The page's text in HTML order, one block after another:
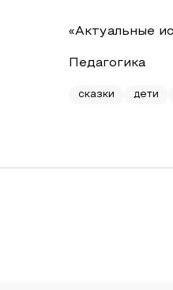
«Актуальные
Педагогика
сказки дети